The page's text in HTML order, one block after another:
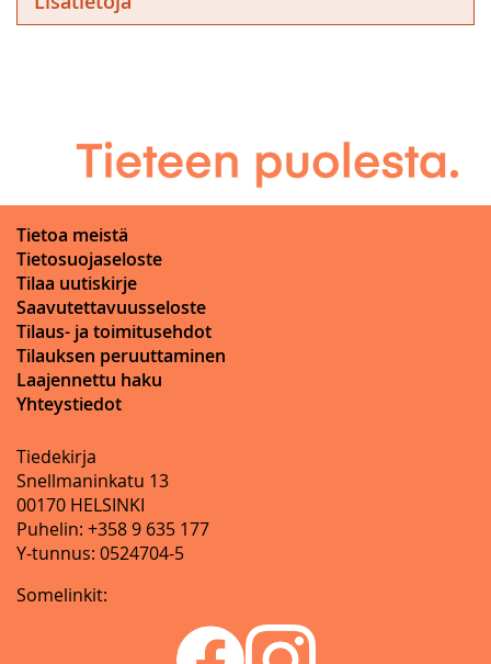
Tietoa meistä
Tietosuojaseloste
Tilaa uutiskirje
Saavutettavuusseloste
Tilaus- ja toimitusehdot
Tilauksen peruuttaminen
Laajennettu haku
Yhteystiedot
Tiedekirja
Snellmaninkatu 13
00170 HELSINKI
Puhelin: +358 9 635 177
Y-tunnus: 0524704-5
Somelinkit: